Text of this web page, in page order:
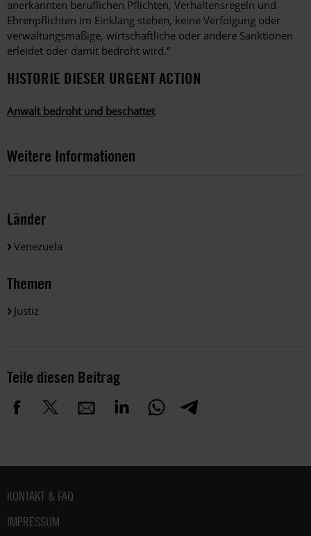
anerkannten beruflichen Pflichten, Verhaltensregeln und
Ehrenpflichten im Einklang stehen, keine Verfolgung oder
verwaltungsmäßige, wirtschaftliche oder andere Sanktionen
erleidet oder damit bedroht wird."
HISTORIE DIESER URGENT ACTION
Anwalt bedroht und beschattet
Weitere Informationen
Länder
Venezuela
Themen
Justiz
Teile diesen Beitrag
Fußbereich
KONTAKT & FAQ
IMPRESSUM